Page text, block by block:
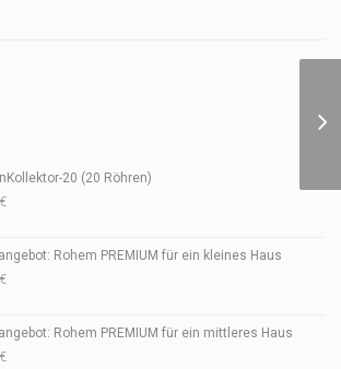
20 (20 Röhren)
€
Rohem PREMIUM für ein kleines Haus
€
Rohem PREMIUM für ein mittleres Haus
€